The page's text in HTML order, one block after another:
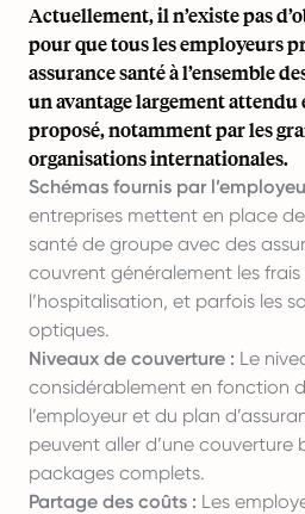
Actuellement, il n’existe pas
pour que tous les employeurs
assurance santé à l’ensemble
un avantage largement
proposé, notamment par les
organisations internationales.
Schémas fournis par
entreprises mettent en place
santé de groupe avec des
couvrent généralement les
l’hospitalisation, et parfois les
optiques.
Niveaux de couverture : Le
considérablement en fonction
l’employeur et du plan
peuvent aller d’une couverture
packages complets.
Partage des coûts : Les